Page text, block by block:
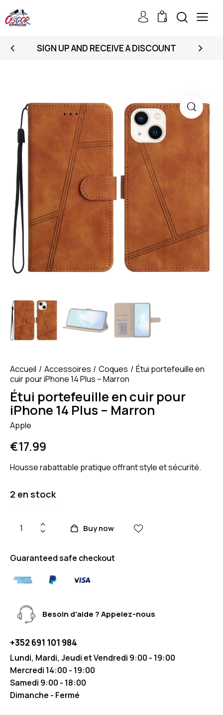
0
SIGN UP AND RECEIVE A DISCOUNT
Accueil Accessoires Coques
Étui portefeuille en
cuir pour iPhone 14 Plus – Marron
Étui portefeuille en cuir pour
iPhone 14 Plus – Marron
Apple
€17.99
Housse rabattable pratique offrant style et sécurité.
2 en stock
Buy now
Guaranteed safe checkout
Besoin d'aide ? Appelez-nous
+352 691 101 984
Lundi, Mardi, Jeudi et Vendredi 9:00 - 19:00
Mercredi 14:00 - 19:00
Samedi 9:00 - 18:00
Dimanche - Fermé